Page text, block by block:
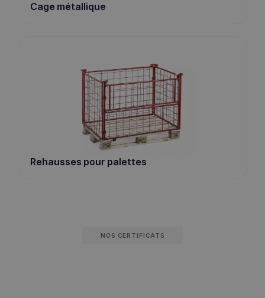
Cage métallique
Rehausses pour palettes
NOS CERTIFICATS